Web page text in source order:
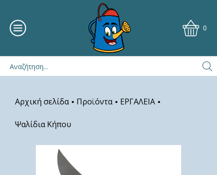
0
Αρχική σελίδα • Προϊόντα • ΕΡΓΑΛΕΙΑ •
Ψαλίδια Κήπου